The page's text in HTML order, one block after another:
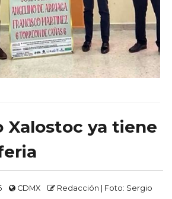
Xalostoc ya tiene
CDMX
Redacción | Foto: Sergio